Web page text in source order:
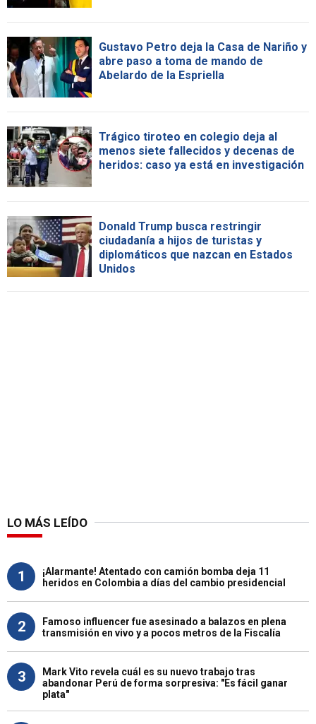
Gustavo Petro deja la Casa de Nariño y
abre paso a toma de mando de
Abelardo de la Espriella
Trágico tiroteo en colegio deja al
menos siete fallecidos y decenas de
heridos: caso ya está en investigación
Donald Trump busca restringir
ciudadanía a hijos de turistas y
diplomáticos que nazcan en Estados
Unidos
LO MÁS LEÍDO
1
¡Alarmante! Atentado con camión bomba deja 11
heridos en Colombia a días del cambio presidencial
2
Famoso influencer fue asesinado a balazos en plena
transmisión en vivo y a pocos metros de la Fiscalía
3
Mark Vito revela cuál es su nuevo trabajo tras
abandonar Perú de forma sorpresiva: "Es fácil ganar
plata"